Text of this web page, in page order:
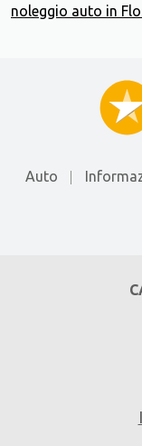
noleggio auto in
Auto